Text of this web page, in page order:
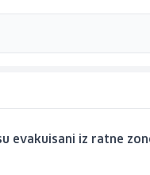
evakuisani iz ratne